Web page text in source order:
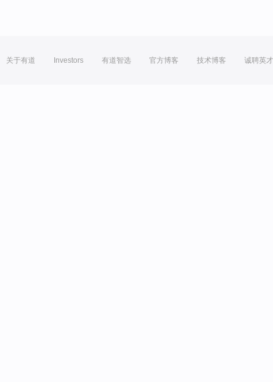
关于有道 Investors 有道智选 官方博客 技术博客 诚聘英才